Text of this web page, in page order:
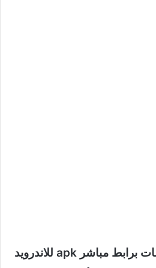
تحميل تطبيق سناب شات برابط مباشر apk للاندرويد